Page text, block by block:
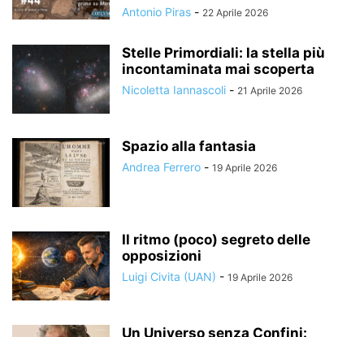
Antonio Piras - 22 Aprile 2026
Stelle Primordiali: la stella più
incontaminata mai scoperta
Nicoletta Iannascoli - 21 Aprile 2026
Spazio alla fantasia
Andrea Ferrero - 19 Aprile 2026
Il ritmo (poco) segreto delle
opposizioni
Luigi Civita (UAN) - 19 Aprile 2026
Un Universo senza Confini: